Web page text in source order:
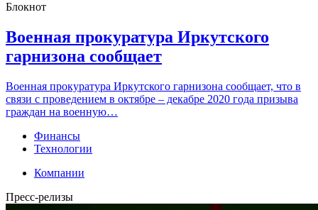
Блокнот
Военная прокуратура Иркутского
гарнизона сообщает
Военная прокуратура Иркутского гарнизона сообщает, что в
связи с проведением в октябре – декабре 2020 года призыва
граждан на военную…
Финансы
Технологии
Компании
Пресс-релизы